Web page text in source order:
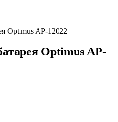
Optimus AP-12022
Optimus AP-